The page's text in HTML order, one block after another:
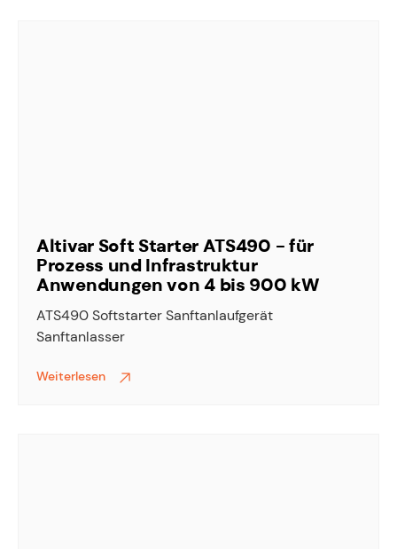
Altivar Soft Starter ATS490 - für
Prozess und Infrastruktur
Anwendungen von 4 bis 900 kW
ATS490 Softstarter Sanftanlaufgerät
Sanftanlasser
Weiterlesen